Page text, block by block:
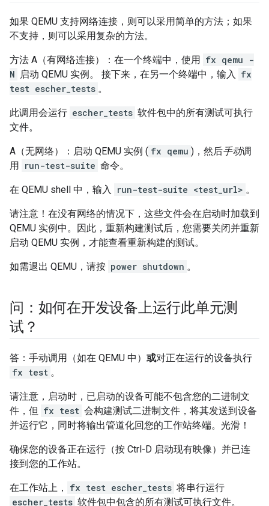
如果 QEMU 支持网络连接，则可以采用简单的方法；如果
不支持，则可以采用复杂的方法。
方法 A（有网络连接）：在一个终端中，使用 fx qemu -
N 启动 QEMU 实例。 接下来，在另一个终端中，输入 fx
test escher_tests 。
此调用会运行 escher_tests 软件包中的所有测试可执行
文件。
A（无网络）：启动 QEMU 实例 ( fx qemu )，然后手动调
用 run-test-suite 命令。
在 QEMU shell 中，输入 run-test-suite <test_url> 。
请注意！在没有网络的情况下，这些文件会在启动时加载到
QEMU 实例中。因此，重新构建测试后，您需要关闭并重新
启动 QEMU 实例，才能查看重新构建的测试。
如需退出 QEMU，请按 power shutdown 。
问：如何在开发设备上运行此单元测
试？
答：手动调用（如在 QEMU 中） 或对正在运行的设备执行
fx test 。
请注意，启动时，已启动的设备可能不包含您的二进制文
件，但 fx test 会构建测试二进制文件，将其发送到设备
并运行它，同时将输出管道化回您的工作站终端。光滑！
确保您的设备正在运行（按 Ctrl-D 启动现有映像）并已连
接到您的工作站。
在工作站上， fx test escher_tests 将串行运行
escher_tests 软件包中包含的所有测试可执行文件。